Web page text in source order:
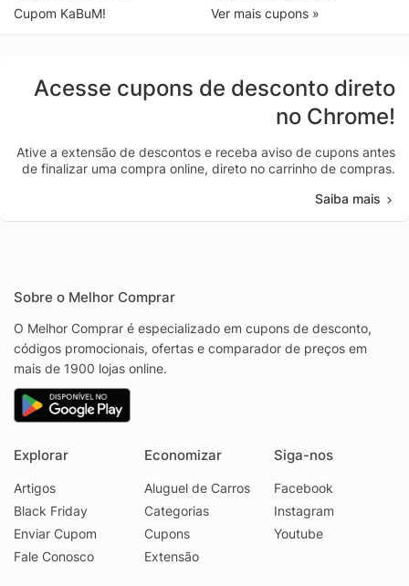
Cupom KaBuM!
Ver mais cupons »
Acesse cupons de desconto direto
no Chrome!
Ative a extensão de descontos e receba aviso de cupons antes
de finalizar uma compra online, direto no carrinho de compras.
Saiba mais
Sobre o Melhor Comprar
O Melhor Comprar é especializado em cupons de desconto,
códigos promocionais, ofertas e comparador de preços em
mais de 1900 lojas online.
Explorar
Artigos
Black Friday
Enviar Cupom
Fale Conosco
Economizar
Aluguel de Carros
Categorias
Cupons
Extensão
Siga-nos
Facebook
Instagram
Youtube